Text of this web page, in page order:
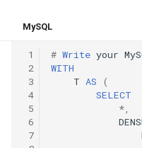
55.1. 二叉树的深度
55.2. 平衡二叉树
55. 二叉搜索树迭代器
56. 二叉搜索树中两个节
10.5. 稀疏数组搜索
10.9. 排序矩阵查找
10.10. 数字流的秩
10.11. 峰与谷
MySQL
1
2
3
4
5
6
7
# Write your
WITH
T AS
(
SELECT
*,